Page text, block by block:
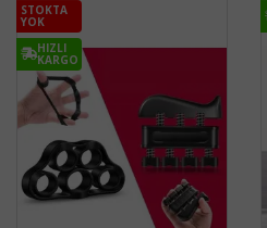
STOKTA
YOK
HIZLI
KARGO